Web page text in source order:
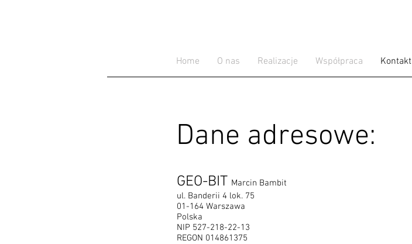
Home O nas Realizacje Współpraca Kontakt
Dane adresowe:
GEO-BIT Marcin Bambit
ul. Banderii 4 lok. 75
01-164 Warszawa
Polska
NIP 527-218-22-13
REGON 014861375